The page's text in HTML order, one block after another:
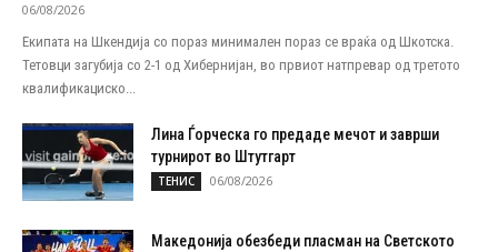
06/08/2026
Екипата на Шкендија со пораз минимален пораз се враќа од Шкотска.
Тетовци загубија со 2-1 од Хибернијан, во првиот натпревар од третото
квалификациско...
Лина Ѓорческа го предаде мечот и заврши
турнирот во Штутгарт
ТЕНИС 06/08/2026
Македонија обезбеди пласман на Светското